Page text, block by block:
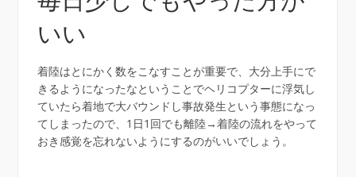
いい
着陸はとにかく数をこなすことが重要で、大分上手にで
きるようになったなということでヘリコプターに浮気し
ていたら着地で大バウンドし事故発生という事態になっ
てしまったので、1日1回でも離陸→着陸の流れをやって
おき感覚を忘れないようにするのがいいでしょう。